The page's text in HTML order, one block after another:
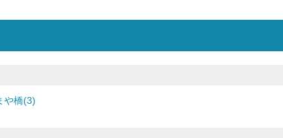
や橋(3)